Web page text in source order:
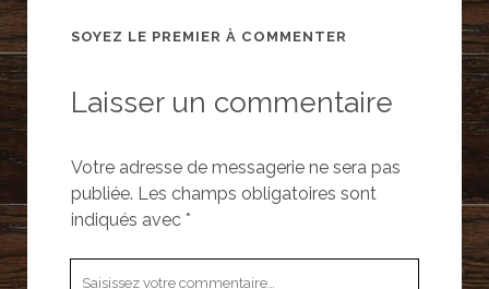
SOYEZ LE PREMIER À COMMENTER
Laisser un commentaire
Votre adresse de messagerie ne sera pas
publiée. Les champs obligatoires sont
indiqués avec *